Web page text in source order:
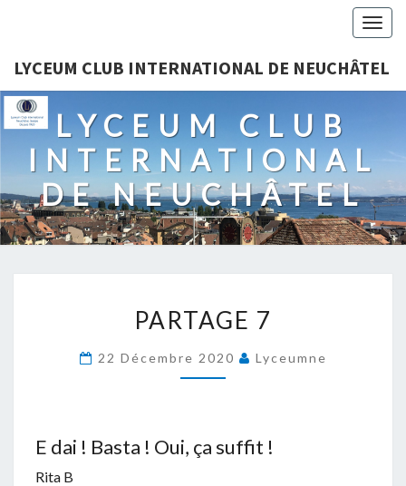
LYCEUM CLUB INTERNATIONAL DE NEUCHÂTEL
LYCEUM CLUB
INTERNATIONAL
DE NEUCHÂTEL
7
PARTAGE 7
22 Décembre 2020 Lyceumne
E dai ! Basta ! Oui, ça suffit !
Rita B